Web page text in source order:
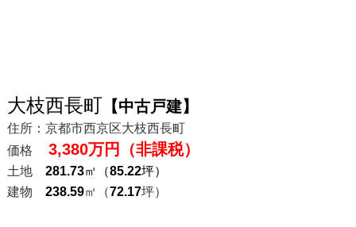
大枝西長町 【中古戸建】
住所：京都市西京区大枝西長町
価格
3,380万円（非課税）
土地 281.73㎡（85.22坪）
建物 238.59㎡（72.17坪）